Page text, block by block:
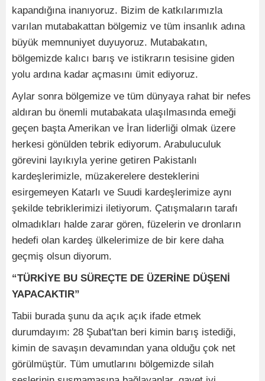
kapandığına inanıyoruz. Bizim de katkılarımızla
varılan mutabakattan bölgemiz ve tüm insanlık adına
büyük memnuniyet duyuyoruz. Mutabakatın,
bölgemizde kalıcı barış ve istikrarın tesisine giden
yolu ardına kadar açmasını ümit ediyoruz.
Aylar sonra bölgemize ve tüm dünyaya rahat bir nefes
aldıran bu önemli mutabakata ulaşılmasında emeği
geçen başta Amerikan ve İran liderliği olmak üzere
herkesi gönülden tebrik ediyorum. Arabuluculuk
görevini layıkıyla yerine getiren Pakistanlı
kardeşlerimizle, müzakerelere desteklerini
esirgemeyen Katarlı ve Suudi kardeşlerimize aynı
şekilde tebriklerimizi iletiyorum. Çatışmaların tarafı
olmadıkları halde zarar gören, füzelerin ve dronların
hedefi olan kardeş ülkelerimize de bir kere daha
geçmiş olsun diyorum.
“TÜRKİYE BU SÜREÇTE DE ÜZERİNE DÜŞENİ
YAPACAKTIR”
Tabii burada şunu da açık açık ifade etmek
durumdayım: 28 Şubat'tan beri kimin barış istediği,
kimin de savaşın devamından yana olduğu çok net
görülmüştür. Tüm umutlarını bölgemizde silah